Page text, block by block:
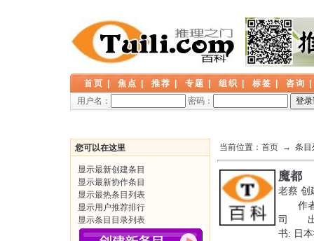
首页 焦点 推荐 专题 组织 标签 咨询
用户名：
密码：
您可以在这里
显示最新创建条目
显示最新协作条目
显示最热条目列表
显示用户推荐排行
显示条目目录列表
当前位置： 首页 → 条目
魔都
老蔡 创
作者:
司 出
书: 日